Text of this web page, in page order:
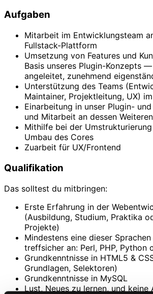
Aufgaben
Mitarbeit im Entwicklungsteam
Fullstack-Plattform
Umsetzung von Features und
Basis unseres Plugin-Konzepts
angeleitet, zunehmend
Unterstützung des Teams
Maintainer, Projektleitung, UX)
Einarbeitung in unser Plugin-
und Mitarbeit an dessen
Mithilfe bei der
Umbau des Cores
Zuarbeit für UX/Frontend
Qualifikation
Das solltest du mitbringen:
Erste Erfahrung in der
(Ausbildung, Studium, Praktika
Projekte)
Mindestens eine dieser
treffsicher an: Perl, PHP, Python
Grundkenntnisse in HTML5 &
Grundlagen, Selektoren)
Grundkenntnisse in MySQL
Lust, Neues zu lernen, und keine